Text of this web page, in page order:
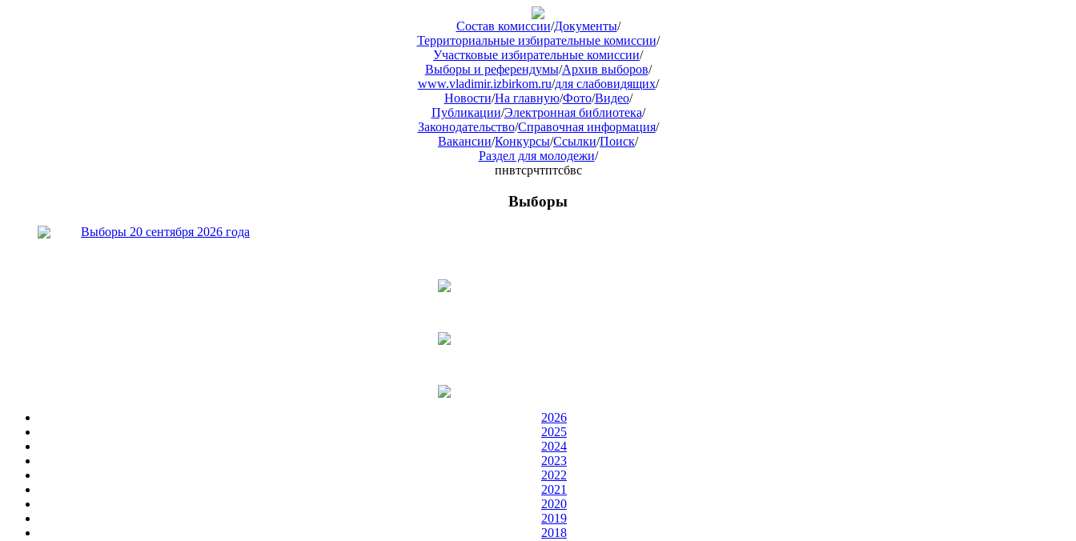
Состав комиссии/Документы/
Территориальные избирательные комиссии/
Участковые избирательные комиссии/
Выборы и референдумы/Архив выборов/
www.vladimir.izbirkom.ru/для слабовидящих/
Новости/На главную/Фото/Видео/
Публикации/Электронная библиотека/
Законодательство/Справочная информация/
Вакансии/Конкурсы/Ссылки/Поиск/
Раздел для молодежи/
пнвтсрчтптсбвс
Выборы
Выборы 20 сентября 2026 года
2026
2025
2024
2023
2022
2021
2020
2019
2018